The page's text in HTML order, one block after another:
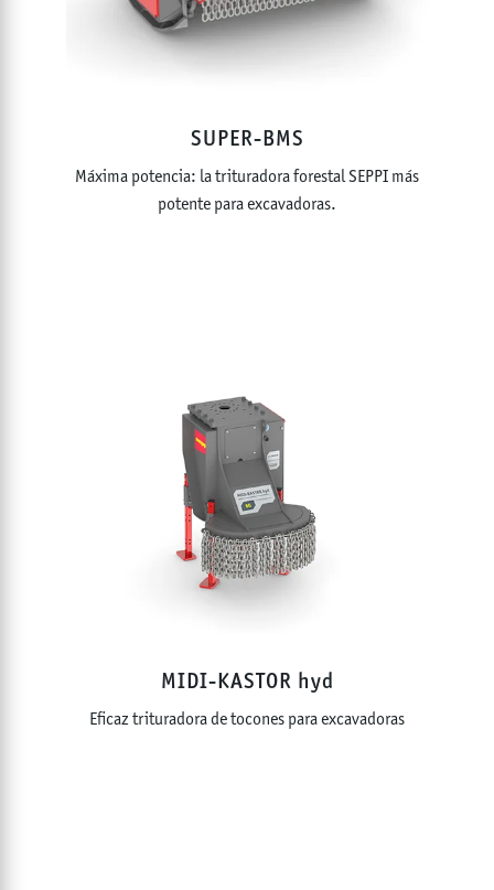
SUPER-BMS
Máxima potencia: la trituradora forestal SEPPI más
potente para excavadoras.
MIDI-KASTOR hyd
Eficaz trituradora de tocones para excavadoras